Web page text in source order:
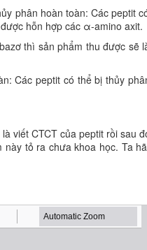
phân hoàn toàn: Các peptit
hỗn hợp các α-amino axit.
thì sản phẩm thu được
Các peptit có thể bị thủy
viết CTCT của peptit rồi sau
này tỏ ra chưa khoa học. Ta